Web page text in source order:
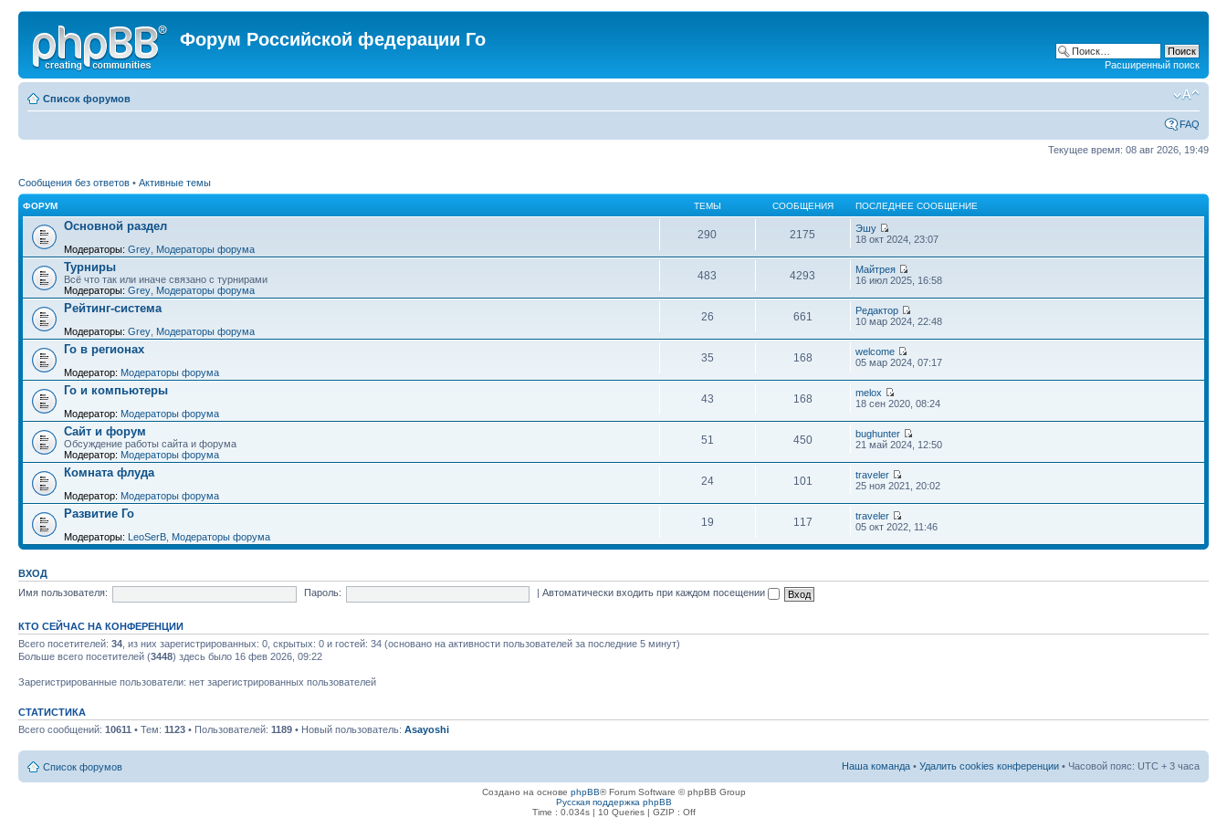
Форум Российской федерации Го
Расширенный поиск
Список форумов
FAQ
Текущее время: 08 авг 2026, 19:49
Сообщения без ответов • Активные темы
ФОРУМ ТЕМЫ СООБЩЕНИЯ ПОСЛЕДНЕЕ СООБЩЕНИЕ
Основной раздел
Модераторы: Grey Модераторы форума
290 2175
Эшу
18 окт 2024, 23:07
Турниры
Всё что так или иначе связано с турнирами
Модераторы: Grey Модераторы форума
483 4293
Майтрея
16 июл 2025, 16:58
Рейтинг-система
Модераторы: Grey Модераторы форума
26 661
Редактор
10 мар 2024, 22:48
Го в регионах
Модератор: Модераторы форума
35 168
welcome
05 мар 2024, 07:17
Го и компьютеры
Модератор: Модераторы форума
43 168
melox
18 сен 2020, 08:24
Сайт и форум
Обсуждение работы сайта и форума
Модератор: Модераторы форума
51 450
bughunter
21 май 2024, 12:50
Комната флуда
Модератор: Модераторы форума
24 101
traveler
25 ноя 2021, 20:02
Развитие Го
Модераторы: LeoSerB Модераторы форума
19 117
traveler
05 окт 2022, 11:46
ВХОД
Имя пользователя:
Пароль: |Автоматически входить при каждом посещении
КТО СЕЙЧАС НА КОНФЕРЕНЦИИ
Всего посетителей: 34 , из них зарегистрированных: 0, скрытых: 0 и гостей: 34 (основано на активности пользователей за последние 5 минут)
Больше всего посетителей (3448) здесь было 16 фев 2026, 09:22
Зарегистрированные пользователи: нет зарегистрированных пользователей
СТАТИСТИКА
Всего сообщений: 10611 • Тем: 1123 • Пользователей: 1189 • Новый пользователь: Asayoshi
Список форумов Наша команда • Удалить cookies конференции • Часовой пояс: UTC + 3 часа
Создано на основе phpBB® Forum Software © phpBB Group
Русская поддержка phpBB
Time : 0.034s | 10 Queries | GZIP : Off